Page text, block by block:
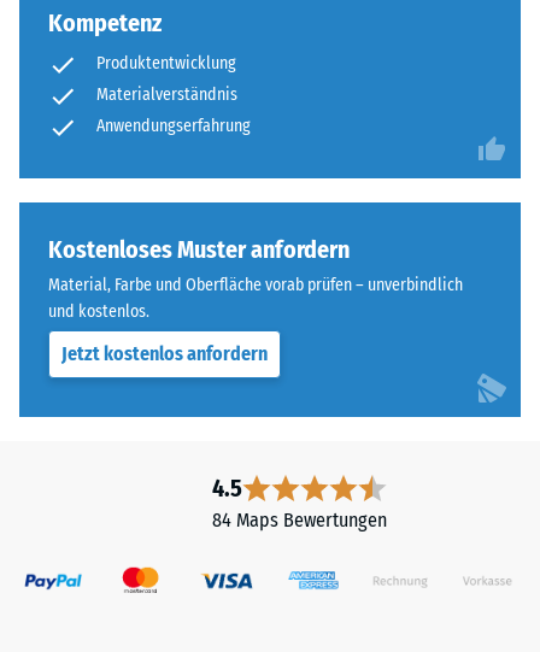
Kompetenz
Produktentwicklung
Materialverständnis
Anwendungserfahrung
Kostenloses Muster anfordern
Material, Farbe und Oberfläche vorab prüfen – unverbindlich
und kostenlos.
Jetzt kostenlos anfordern
4.5
84 Maps Bewertungen